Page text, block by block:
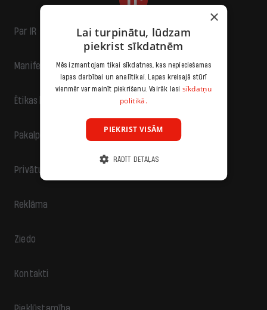
Par IR
Manifests
Ētikas kodekss
Pakalpojumu sniegšanas noteikumi
Privātuma politika
Reklāma
Ziedo
Kontakti
×
Lai turpinātu, lūdzam
piekrist sīkdatnēm
Mēs izmantojam tikai sīkdatnes, kas nepieciešamas
lapas darbībai un analītikai. Lapas kreisajā stūrī
vienmēr var mainīt piekrišanu. Vairāk lasi sīkdatņu
politikā.
PIEKRIST VISĀM
RĀDĪT DETAĻAS